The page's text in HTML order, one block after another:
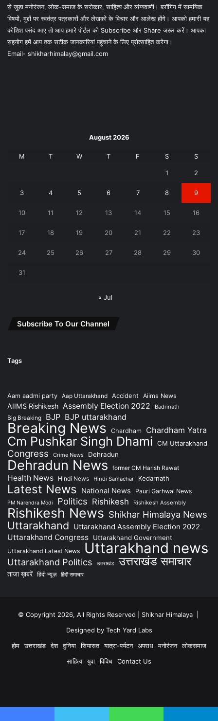
से जुड़ा मनोरंजन, लोक-समाज के सरोकार, साहित्य और व्यंग्यवाणी। ब्लॉगिंग में सामयिक
विषयों, मुद्दों पर स्वतंत्र पत्रकारों और लेखकों के विचार और आलेख होंगे। आपको हमारी यह
कोशिश पसंद आए तो आप हमारे पोर्टल को Subscribe और Share जरूर करें। आपका
सहयोग हमें आप तक सटीक जानकारियां पहुंचाने के लिए प्रोत्साहित करेगा।
Email- shikharhimalay@gmail.com
August 2026
M T W T F S S
1 2
3 4 5 6 7 8 9
10 11 12 13 14 15 16
17 18 19 20 21 22 23
24 25 26 27 28 29 30
31
« Jul
Subscribe To Our Channel
Tags
Aam aadmi party Aap Uttarakhand Accident Aiims News
AIIMS Rishikesh Assembly Election 2022 Badrinath
Big Breaking BJP BJP uttarakhand
Breaking News Chardham Chardham Yatra
Cm Pushkar Singh Dhami CM Uttarakhand
Congress Crime News Dehradun
Dehradun News former CM Harish Rawat
Health News Hindi News Hindi Samachar Kedarnath
Latest News National News Pauri Garhwal News
PM Narendra Modi Politics Rishikesh Rishikesh Assembly
Rishikesh News Shikhar Himalaya News
Uttarakhand Uttarakhand Assembly Election 2022
Uttarakhand Congress
Uttarakhand Government
Uttarakhand Latest News Uttarakhand news
Uttarakhand Politics उत्तराखंड उत्तराखंड समाचार
ताजा ख़बरें हिंदी न्यूज़ हिंदी समाचार
© Copyright 2026, All Rights Reserved | Shikhar Himalaya |
Designed by Tech Yard Labs
होम
उत्तराखंड देश दुनिया सियासत यात्रा-पर्यटन अपराध मनोरंजन
लोकसमाज
साहित्य
युवा विविध Contact Us